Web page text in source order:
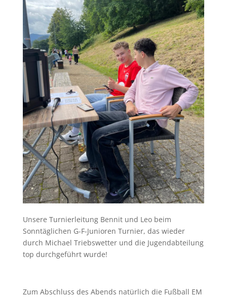
Unsere Turnierleitung Bennit und Leo beim
Sonntäglichen G-F-Junioren Turnier, das wieder
durch Michael Triebswetter und die Jugendabteilung
top durchgeführt wurde!
Zum Abschluss des Abends natürlich die Fußball EM